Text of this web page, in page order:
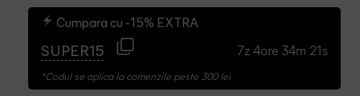
Cumpara cu -15% EXTRA
SUPER15 7z 4ore 34m 20s
*Codul se aplica la comenzile peste 300 lei